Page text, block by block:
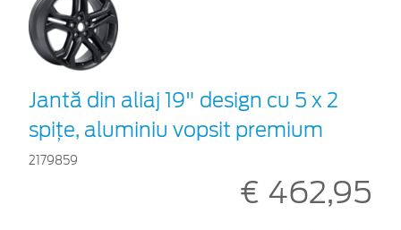
Jantă din aliaj 19" design cu 5 x 2
spițe, aluminiu vopsit premium
2179859
€ 462,95